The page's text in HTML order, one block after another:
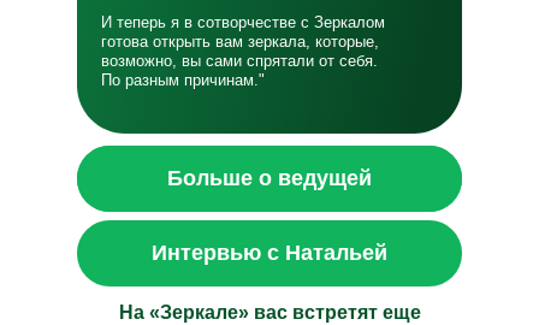
На «Зеркале» вас встретят еще
И теперь я в сотворчестве с Зеркалом
готова открыть вам зеркала, которые,
возможно, вы сами спрятали от себя.
По разным причинам."
Интервью с Натальей
Интервью с Натальей
Больше о ведущей